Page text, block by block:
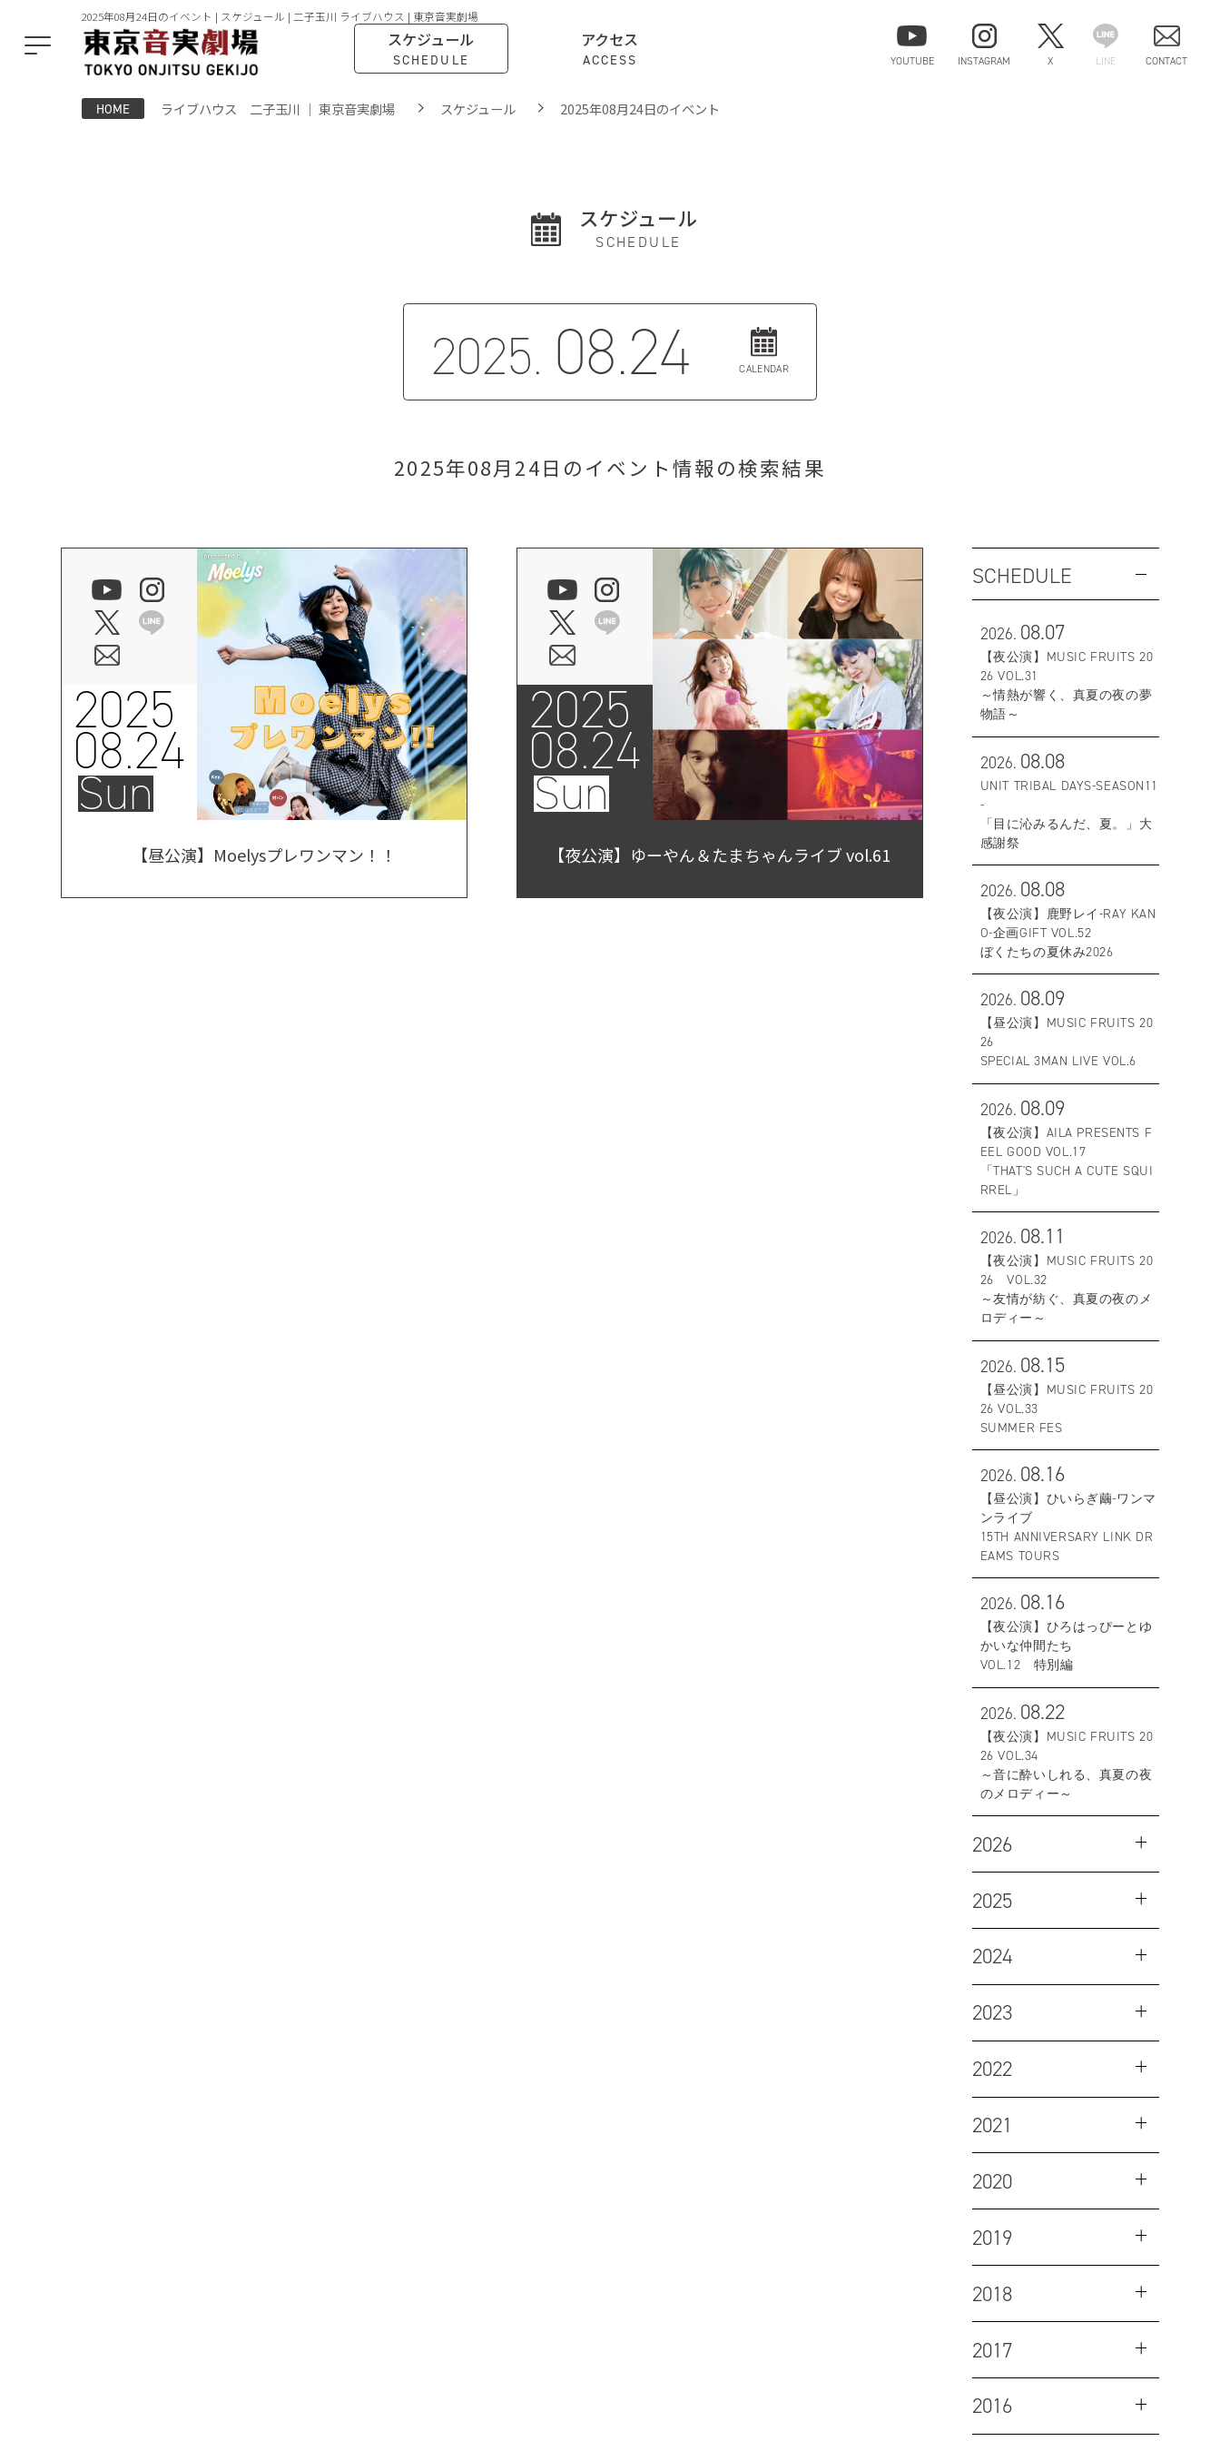
2025年08月24日のイベント | スケジュール | 二子玉川 ライブハウス | 東京音実劇場
スケジュール
SCHEDULE
アクセス
ACCESS YOUTUBE INSTAGRAM X LINE CONTACT
HOME ライブハウス 二子玉川 ｜ 東京音実劇場 スケジュール 2025年08月24日のイベント
スケジュール
SCHEDULE
2025. 08.24 CALENDAR
2025年08月24日のイベント情報の検索結果
2025
08.24
Sun
【昼公演】Moelysプレワンマン！！
2025
08.24
Sun
【夜公演】ゆーやん＆たまちゃんライブ vol.61
SCHEDULE
2026. 08.07
【夜公演】MUSIC FRUITS 20
26 VOL.31
～情熱が響く、真夏の夜の夢
物語～
2026. 08.08
UNIT TRIBAL DAYS-SEASON11
-
「目に沁みるんだ、夏。」大
感謝祭
2026. 08.08
【夜公演】鹿野レイ-RAY KAN
O-企画GIFT VOL.52
ぼくたちの夏休み2026
2026. 08.09
【昼公演】MUSIC FRUITS 20
26
SPECIAL 3MAN LIVE VOL.6
2026. 08.09
【夜公演】AILA PRESENTS F
EEL GOOD VOL.17
「THAT'S SUCH A CUTE SQUI
RREL」
2026. 08.11
【夜公演】MUSIC FRUITS 20
26 VOL.32
～友情が紡ぐ、真夏の夜のメ
ロディー～
2026. 08.15
【昼公演】MUSIC FRUITS 20
26 VOL.33
SUMMER FES
2026. 08.16
【昼公演】ひいらぎ繭-ワンマ
ンライブ
15TH ANNIVERSARY LINK DR
EAMS TOURS
2026. 08.16
【夜公演】ひろはっぴーとゆ
かいな仲間たち
VOL.12 特別編
2026. 08.22
【夜公演】MUSIC FRUITS 20
26 VOL.34
～音に酔いしれる、真夏の夜
のメロディー～
2026
2025
2024
2023
2022
2021
2020
2019
2018
2017
2016